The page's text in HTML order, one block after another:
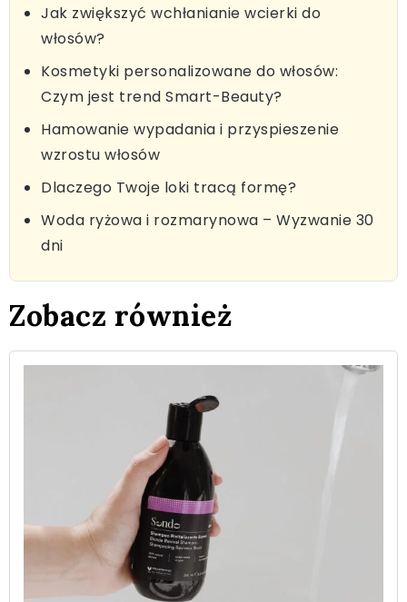
Jak zwiększyć wchłanianie wcierki do
włosów?
Kosmetyki personalizowane do włosów:
Czym jest trend Smart-Beauty?
Hamowanie wypadania i przyspieszenie
wzrostu włosów
Dlaczego Twoje loki tracą formę?
Woda ryżowa i rozmarynowa – Wyzwanie 30
dni
Zobacz również